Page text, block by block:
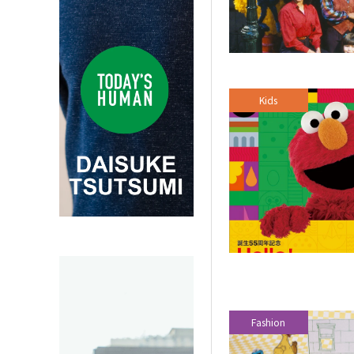
Kids
Fashion